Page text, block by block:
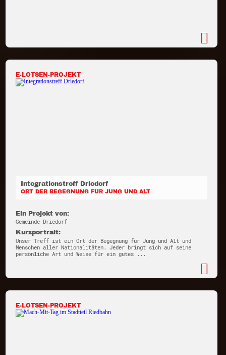
E-LOTSEN-PROJEKT
Integrationstreff Driedorf
ORT DER BEGEGNUNG FÜR JUNG UND ALT
Ein Projekt von:
Gemeinde Driedorf
Kurzportrait:
Unser Treff ist ein Ort der Begegnung für Jung und Alt und
Menschen aller Nationalitäten. Jeder bringt sich auf seine
persönliche Art und Weise für ein gutes ...
E-LOTSEN-PROJEKT